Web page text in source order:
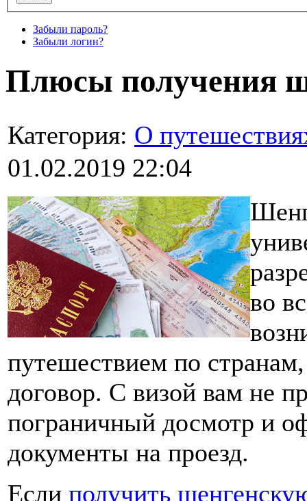
Забыли пароль?
Забыли логин?
Плюсы получения
Категория: О
01.02.2019 22:04
во
путешествием по
договор. С визой вам не
пограничный досмотр и
документы на проезд.
Если получить